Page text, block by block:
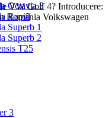
Octavia 3
Rapid
Superb 1
Superb 2
T25
3
VW Golf 4? Introducere:
România Volkswagen